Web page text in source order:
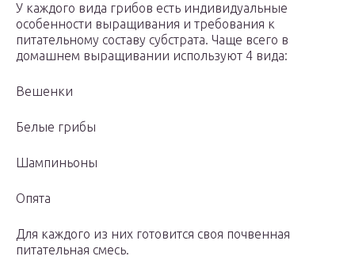
У каждого вида грибов есть индивидуальные
особенности выращивания и требования к
питательному составу субстрата. Чаще всего в
домашнем выращивании используют 4 вида:
Вешенки
Белые грибы
Шампиньоны
Опята
Для каждого из них готовится своя почвенная
питательная смесь.